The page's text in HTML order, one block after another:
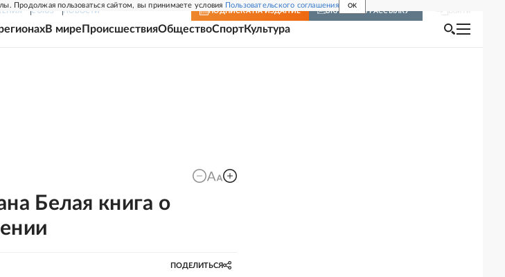
Продолжая пользоваться сайтом, вы принимаете условия Пользовательского соглашения OK
СОЮЗ НОВОСТИ ПОДПИСКА НА ИЗДАНИЕ ВКЛЮЧИТЬ РАССЫЛКУ
В мире ПроисшествияОбществоСпортКультура
Белая книга о
ПОДЕЛИТЬСЯ